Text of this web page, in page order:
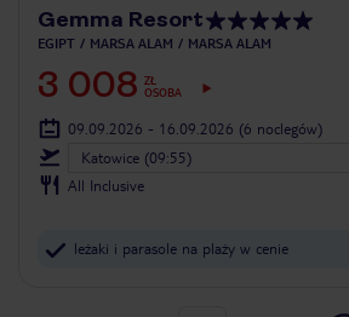
Gemma Resort
EGIPT MARSA ALAM MARSA ALAM
3 008 ZŁ
OSOBA
09.09.2026 - 16.09.2026 (6 noclegów)
Katowice (09:55)
All Inclusive
leżaki i parasole na plaży w cenie